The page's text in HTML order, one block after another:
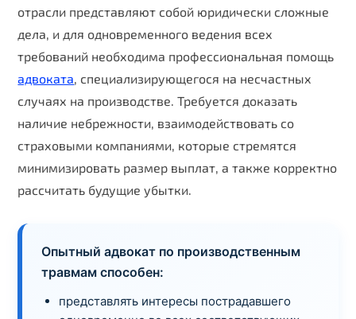
отрасли представляют собой юридически сложные
дела, и для одновременного ведения всех
требований необходима профессиональная помощь
адвоката, специализирующегося на несчастных
случаях на производстве. Требуется доказать
наличие небрежности, взаимодействовать со
страховыми компаниями, которые стремятся
минимизировать размер выплат, а также корректно
рассчитать будущие убытки.
Опытный адвокат по производственным
травмам способен:
представлять интересы пострадавшего